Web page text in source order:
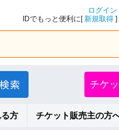
ログイン
IDでもっと便利に[新規取得 ]
チケ
方 チケット販売主の方